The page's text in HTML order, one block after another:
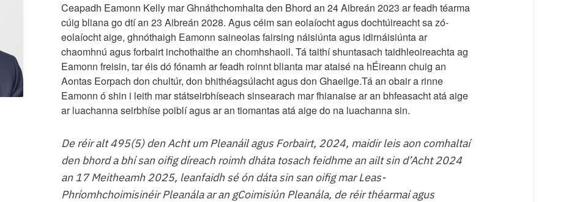
Ceapadh Eamonn Kelly mar Ghnáthchomhalta den Bhord an 24 Aibreán 2023 ar feadh téarma
cúig bliana go dtí an 23 Aibreán 2028. Agus céim san eolaíocht agus dochtúireacht sa zó-
eolaíocht aige, ghnóthaigh Eamonn saineolas fairsing náisiúnta agus idirnáisiúnta ar
chaomhnú agus forbairt inchothaithe an chomhshaoil. Tá taithí shuntasach taidhleoireachta ag
Eamonn freisin, tar éis dó fónamh ar feadh roinnt blianta mar ataisé na hÉireann chuig an
Aontas Eorpach don chultúr, don bhithéagsúlacht agus don Ghaeilge.Tá an obair a rinne
Eamonn ó shin i leith mar státseirbhíseach sinsearach mar fhianaise ar an bhfeasacht atá aige
ar luachanna seirbhíse poiblí agus ar an tiomantas atá aige do na luachanna sin.
De réir alt 495(5) den Acht um Pleanáil agus Forbairt, 2024, maidir leis aon comhaltaí
den bhord a bhí san oifig díreach roimh dháta tosach feidhme an ailt sin d’Acht 2024
an 17 Meitheamh 2025, leanfaidh sé ón dáta sin san oifig mar Leas-
Phríomhchoimisinéir Pleanála ar an gCoimisiún Pleanála, de réir théarmaí agus